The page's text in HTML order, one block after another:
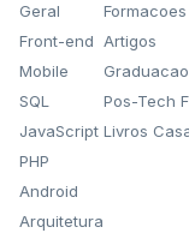
Geral
Front-end
Mobile
SQL
JavaScript
PHP
Android
Arquitetura
Formacoes
Artigos
Graduacao
Pos-Tech
Livros